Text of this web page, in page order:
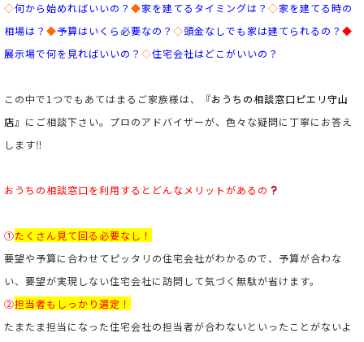
◇何から始めればいいの？ ◆家を建てるタイミングは？ ◇家を建てる時の
相場は？ ◆予算はいくら必要なの？ ◇頭金なしでも家は建てられるの？ ◆
展示場で何を見ればいいの？ ◇住宅会社はどこがいいの？
この中で1つでもあてはまるご家族様は、『おうちの相談窓口ピエリ守山
店』にご相談下さい。プロのアドバイザーが、色々な疑問に丁寧にお答え
します‼
おうちの相談窓口を利用するとどんなメリットがあるの
①たくさん見て回る必要なし！
要望や予算に合わせてピッタリの住宅会社がわかるので、予算が合わな
い、要望が実現しない住宅会社に訪問して気づく無駄が省けます。
②担当者もしっかり選定！
たまたま担当になった住宅会社の担当者が合わないといったことがないよ